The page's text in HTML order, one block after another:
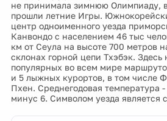
не принимала зимнюю Олимпиаду,
прошли летние Игры.
центр одноименного уезда
Канвондо с населением 46 тыс
км от Сеула на высоте 700 метров
склонах горной цепи Тхэбэк. Здесь
популярных во всем мире
и 5 лыжных курортов, в том числе
Пхен. Среднегодовая температура
минус 6. Символом уезда является